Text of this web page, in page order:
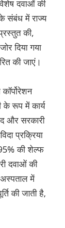
दवाओं की
संबंध में राज्य
प्रस्तुत की,
दिया गया
की जाएं।
के रूप में कार्य
और सरकारी
प्रक्रिया
की शेल्फ
दवाओं की
में
की जाती है,